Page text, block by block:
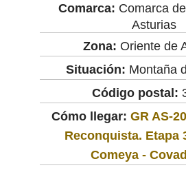
Comarca: Comarca
Asturias
Zona: Oriente de
Situación: Montaña
Código postal:
Cómo llegar: GR AS-
Reconquista. Etapa
Comeya -